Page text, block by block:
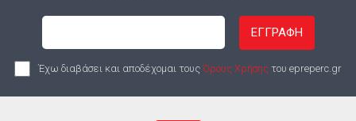
ΕΓΓΡΑΦΗ
Έχω διαβάσει και αποδέχομαι τους Όρους Χρήσης του epreperc.gr